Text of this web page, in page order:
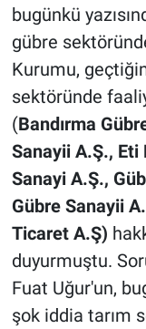
bugünkü
gübre
Kurumu,
sektöründe
(Bandırma
Sanayii A.Ş., Eti
Sanayi A.Ş.,
Gübre Sanayii
Ticaret A.Ş)
duyurmuştu.
Fuat Uğur'un,
şok iddia tarım